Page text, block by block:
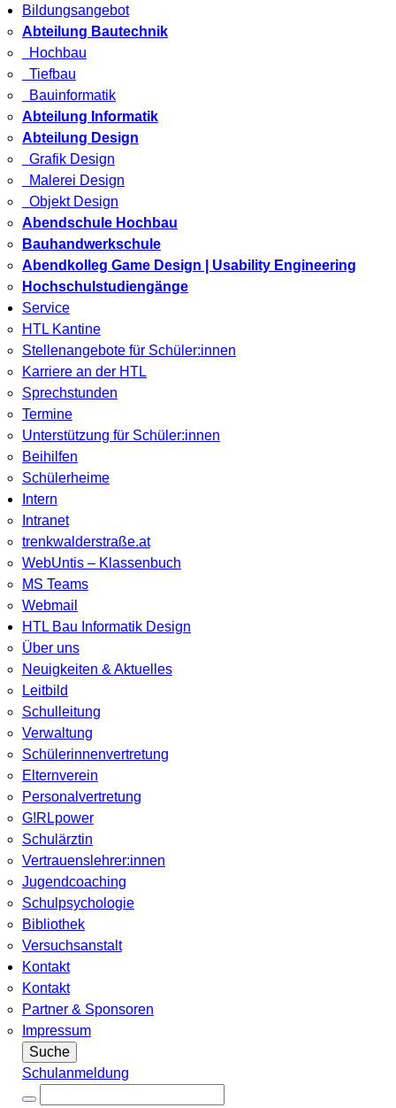
Bildungsangebot
Abteilung Bautechnik
Hochbau
Tiefbau
Bauinformatik
Abteilung Informatik
Abteilung Design
Grafik Design
Malerei Design
Objekt Design
Abendschule Hochbau
Bauhandwerkschule
Abendkolleg Game Design | Usability Engineering
Hochschulstudiengänge
Service
HTL Kantine
Stellenangebote für Schüler:innen
Karriere an der HTL
Sprechstunden
Termine
Unterstützung für Schüler:innen
Beihilfen
Schülerheime
Intern
Intranet
trenkwalderstraße.at
WebUntis – Klassenbuch
MS Teams
Webmail
HTL Bau Informatik Design
Über uns
Neuigkeiten & Aktuelles
Leitbild
Schulleitung
Verwaltung
Schülerinnenvertretung
Elternverein
Personalvertretung
G!RLpower
Schulärztin
Vertrauenslehrer:innen
Jugendcoaching
Schulpsychologie
Bibliothek
Versuchsanstalt
Kontakt
Kontakt
Partner & Sponsoren
Impressum
Suche
Schulanmeldung